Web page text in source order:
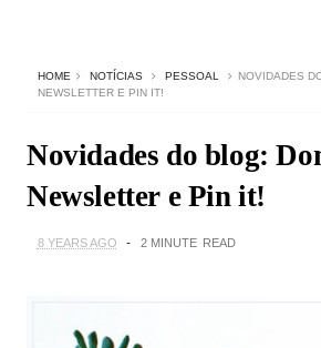
HOME NOTÍCIAS PESSOAL
NOVIDADES
NEWSLETTER E PIN IT!
Novidades do blog:
Newsletter e Pin it!
8 YEARS AGO 2 MINUTE READ